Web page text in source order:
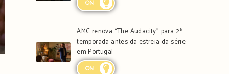
ON
AMC renova “The Audacity” para 2ª
temporada antes da estreia da série
em Portugal
ON